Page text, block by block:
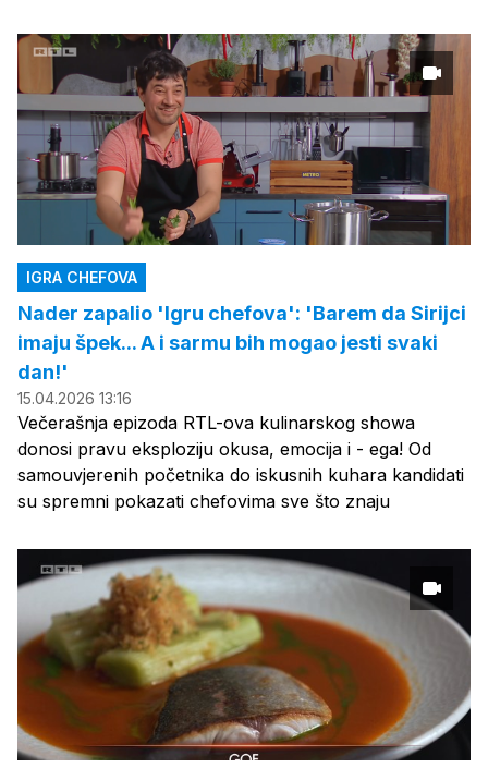
IGRA CHEFOVA
Nader zapalio 'Igru chefova': 'Barem da Sirijci
imaju špek... A i sarmu bih mogao jesti svaki
dan!'
15.04.2026 13:16
Večerašnja epizoda RTL-ova kulinarskog showa
donosi pravu eksploziju okusa, emocija i - ega! Od
samouvjerenih početnika do iskusnih kuhara kandidati
su spremni pokazati chefovima sve što znaju